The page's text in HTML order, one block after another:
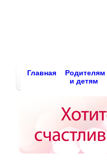
Главная
Родителям
и детям